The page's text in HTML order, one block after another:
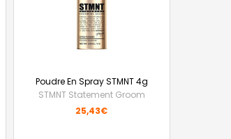
Poudre En Spray STMNT 4g
STMNT Statement Groom
25,43€